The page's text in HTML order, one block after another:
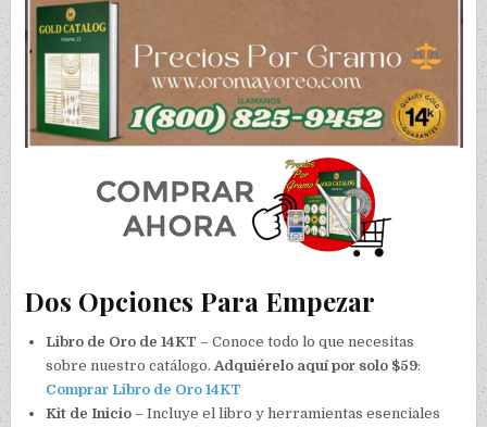
Dos Opciones Para Empezar
Libro de Oro de 14KT – Conoce todo lo que necesitas
sobre nuestro catálogo. Adquiérelo aquí por solo $59:
Comprar Libro de Oro 14KT
Kit de Inicio – Incluye el libro y herramientas esenciales